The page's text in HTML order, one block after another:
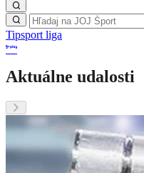
Tipsport liga
Aktuálne udalosti